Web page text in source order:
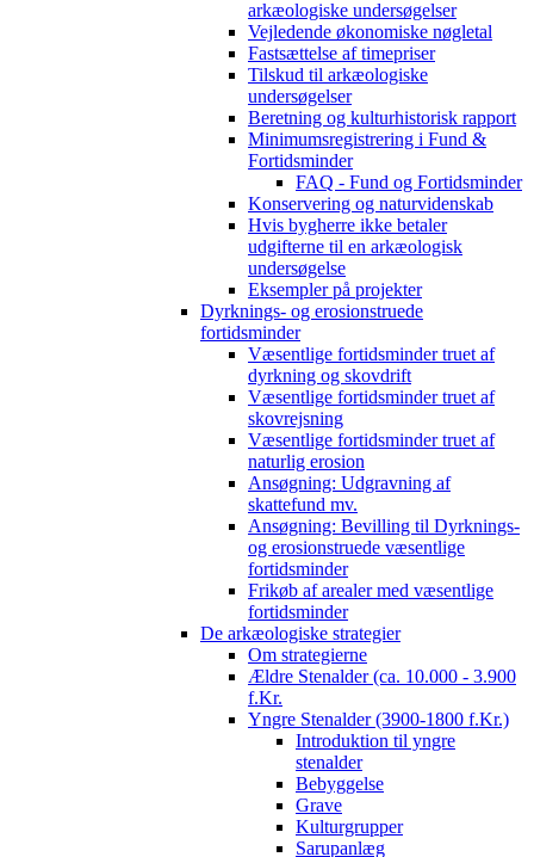
arkæologiske undersøgelser
Vejledende økonomiske nøgletal
Fastsættelse af timepriser
Tilskud til arkæologiske
undersøgelser
Beretning og kulturhistorisk rapport
Minimumsregistrering i Fund &
Fortidsminder
FAQ - Fund og Fortidsminder
Konservering og naturvidenskab
Hvis bygherre ikke betaler
udgifterne til en arkæologisk
undersøgelse
Eksempler på projekter
Dyrknings- og erosionstruede
fortidsminder
Væsentlige fortidsminder truet af
dyrkning og skovdrift
Væsentlige fortidsminder truet af
skovrejsning
Væsentlige fortidsminder truet af
naturlig erosion
Ansøgning: Udgravning af
skattefund mv.
Ansøgning: Bevilling til Dyrknings-
og erosionstruede væsentlige
fortidsminder
Frikøb af arealer med væsentlige
fortidsminder
De arkæologiske strategier
Om strategierne
Ældre Stenalder (ca. 10.000 - 3.900
f.Kr.
Yngre Stenalder (3900-1800 f.Kr.)
Introduktion til yngre
stenalder
Bebyggelse
Grave
Kulturgrupper
Sarupanlæg